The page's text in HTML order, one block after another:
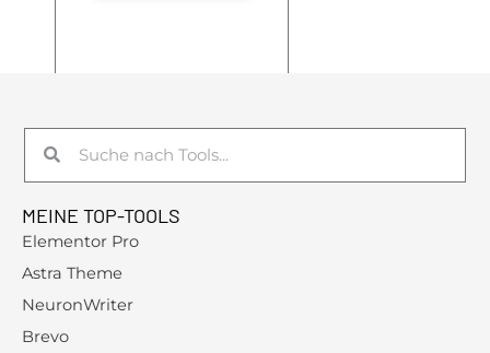
MEINE TOP-TOOLS
Elementor Pro
Astra Theme
NeuronWriter
Brevo